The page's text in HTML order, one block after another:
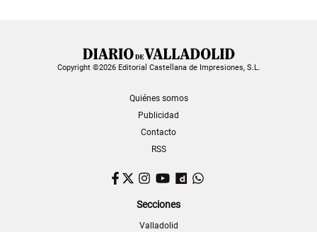
Copyright ©2026 Editorial Castellana de Impresiones, S.L.
Quiénes somos
Publicidad
Contacto
RSS
Facebook
TwitterInstagram
YouTubeDailymotion
Secciones
Valladolid